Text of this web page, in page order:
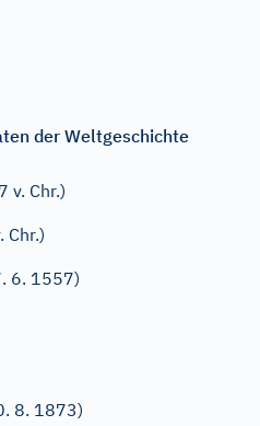
der Weltgeschichte
v. Chr.)
Chr.)
6. 1557)
8. 1873)